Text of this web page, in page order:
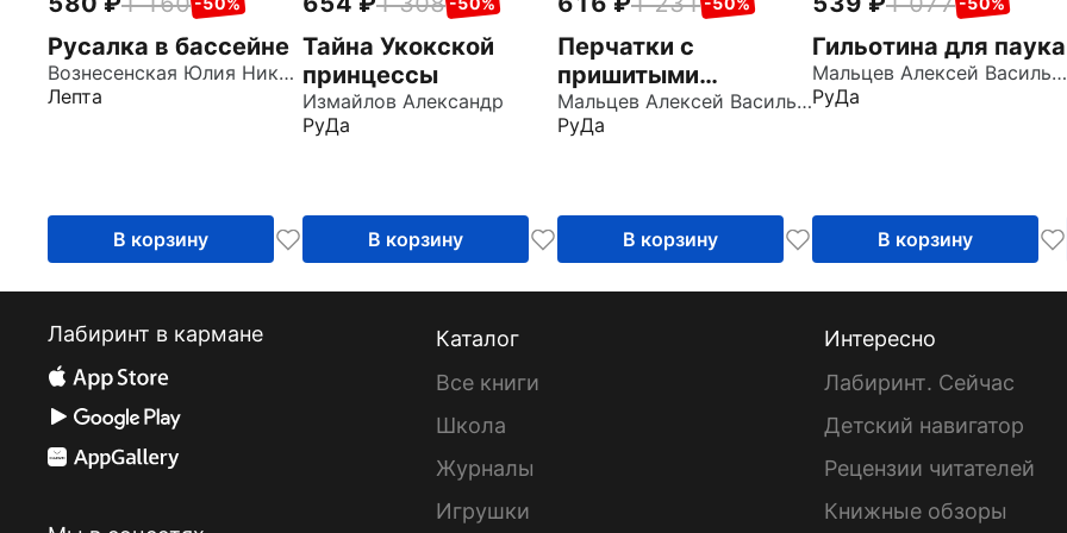
Русалка в бассейне
Вознесенская Юлия Николаевна
Лепта
В корзину
Тайна Укокской
принцессы
Измайлов Александр
РуДа
В корзину
Перчатки с
пришитыми
пальцами
Мальцев Алексей Васильевич
РуДа
В корзину
Гильотина для паука
Мальцев Алексей Васильевич
РуДа
В корзину
Лабиринт в кармане
Каталог
Все книги
Школа
Журналы
Игрушки
Интересно
Лабиринт. Сейчас
Детский навигатор
Рецензии читателей
Книжные обзоры